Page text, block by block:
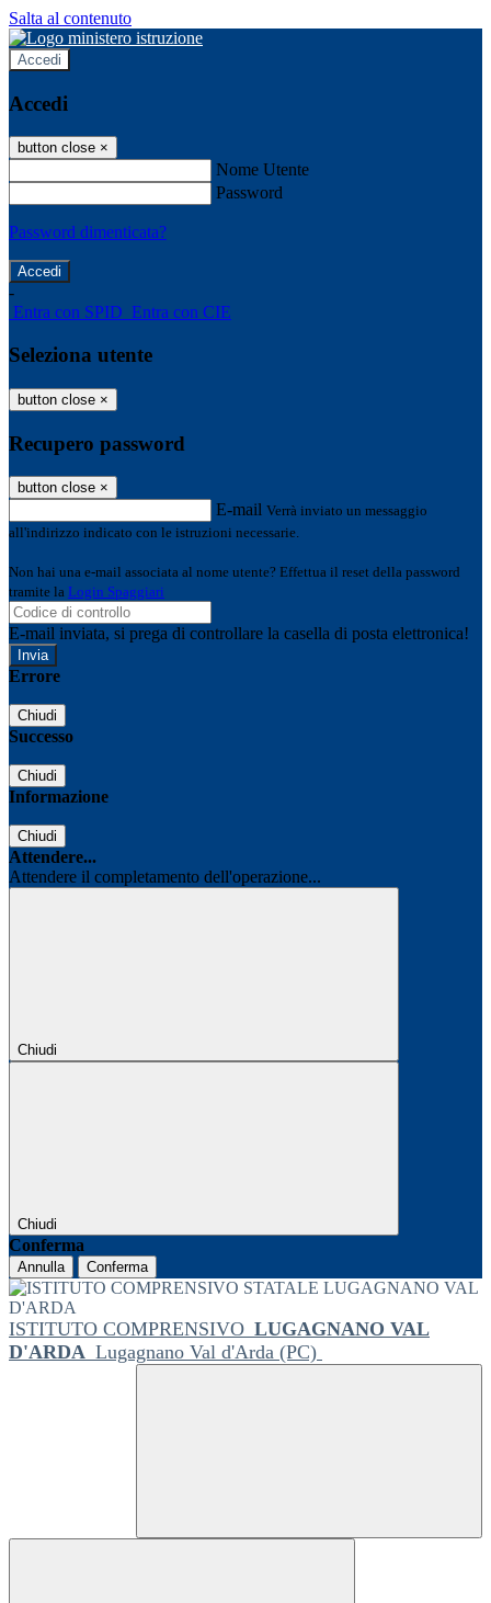
Salta al contenuto
Accedi
Accedi
button close ×
Nome Utente
Password
Password dimenticata?
-
Entra con SPID Entra con CIE
Seleziona utente
button close ×
Recupero password
button close ×
E-mail Verrà inviato un messaggio
all'indirizzo indicato con le istruzioni necessarie.
Non hai una e-mail associata al nome utente? Effettua il reset della password
tramite la Login Spaggiari
E-mail inviata, si prega di controllare la casella di posta elettronica!
Errore
Chiudi
Successo
Chiudi
Informazione
Chiudi
Attendere...
Attendere il completamento dell'operazione...
Chiudi
Chiudi
Conferma
Annulla Conferma
ISTITUTO COMPRENSIVO LUGAGNANO VAL
D'ARDA Lugagnano Val d'Arda (PC)